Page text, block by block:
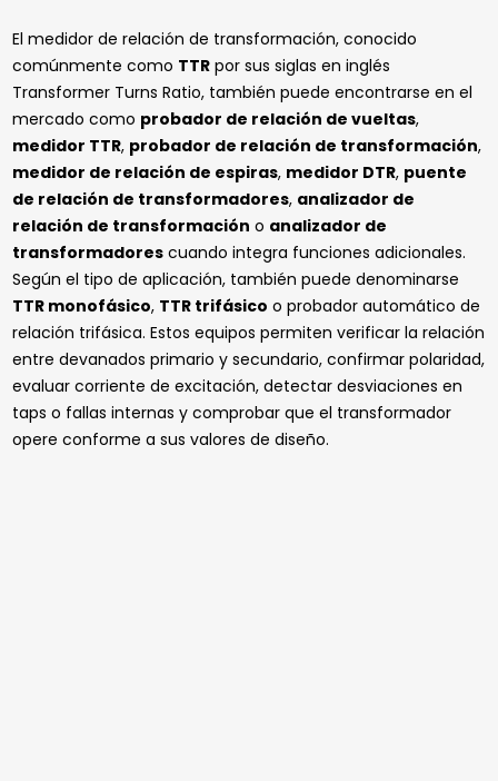
El medidor de relación de transformación, conocido
comúnmente como TTRpor sus siglas en inglés
Transformer Turns Ratio, también puede encontrarse en el
mercado como probador de relación de vueltas,
medidor TTR, probador de relación de transformación,
medidor de relación de espiras, medidor DTR, puente
de relación de transformadores, analizador de
relación de transformación o analizador de
transformadorescuando integra funciones adicionales.
Según el tipo de aplicación, también puede denominarse
TTR monofásico, TTR trifásico o probador automático de
relación trifásica. Estos equipos permiten verificar la relación
entre devanados primario y secundario, confirmar polaridad,
evaluar corriente de excitación, detectar desviaciones en
taps o fallas internas y comprobar que el transformador
opere conforme a sus valores de diseño.